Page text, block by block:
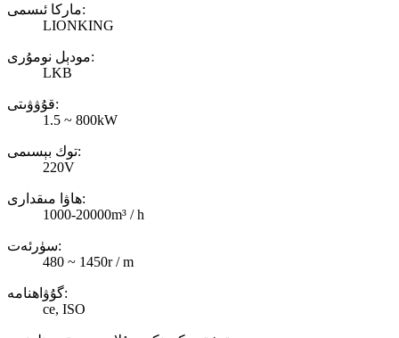
ماركا ئىسمى:
LIONKING
مودېل نومۇرى:
LKB
قۇۋۋىتى:
1.5 ~ 800kW
توك بېسىمى:
220V
ھاۋا مىقدارى:
1000-20000m³ / h
سۈرئەت:
480 ~ 1450r / m
گۇۋاھنامە:
ce, ISO